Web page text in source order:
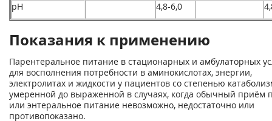
рН 4,8-6,0
Показания к применению
Парентеральное питание в стационарных и амбулаторных
для восполнения потребности в аминокислотах, энергии,
электролитах и жидкости у пациентов со степенью
умеренной до выраженной в случаях, когда обычный приём
или энтеральное питание невозможно, недостаточно или
противопоказано.